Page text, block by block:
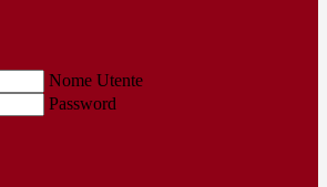
Nome Utente
Password